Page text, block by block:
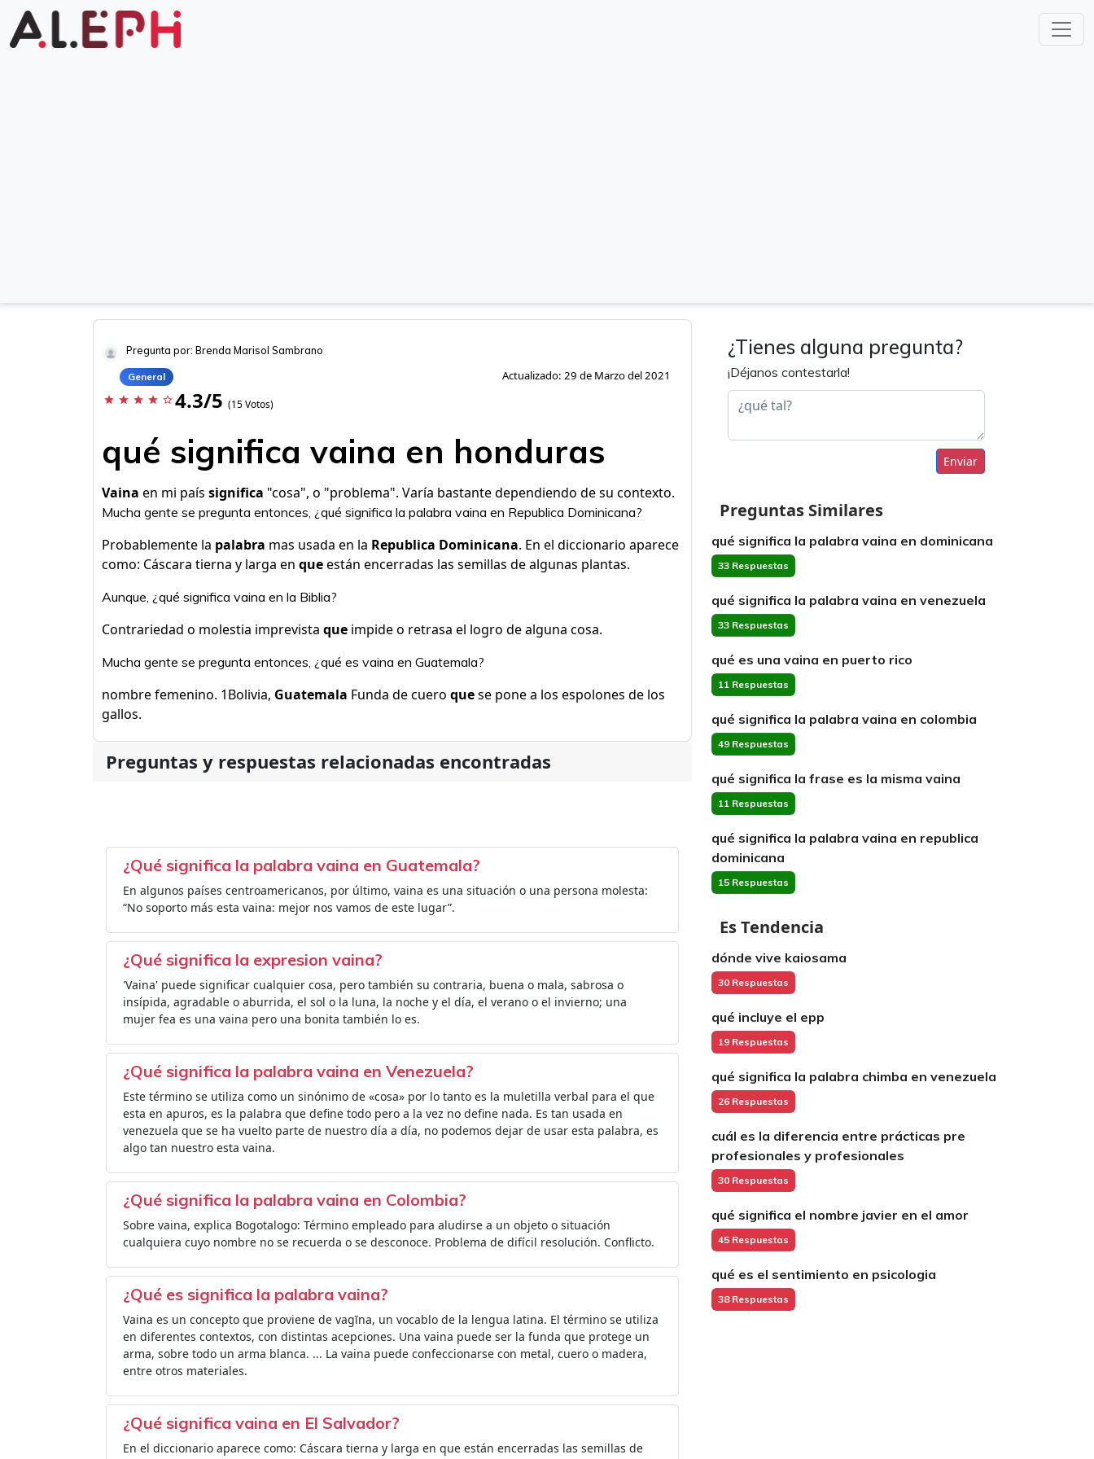
Pregunta por: Brenda Marisol Sambrano
General Actualizado: 29 de Marzo del 2021
star star star star star_border 4.3/5 (15 Votos)
qué significa vaina en honduras
Vaina en mi país significa "cosa", o "problema". Varía bastante dependiendo de su contexto.
Mucha gente se pregunta entonces, ¿qué significa la palabra vaina en Republica Dominicana?
Probablemente la palabra mas usada en la Republica Dominicana. En el diccionario aparece
como: Cáscara tierna y larga en queestán encerradas las semillas de algunas plantas.
Aunque, ¿qué significa vaina en la Biblia?
Contrariedad o molestia imprevista que impide o retrasa el logro de alguna cosa.
Mucha gente se pregunta entonces, ¿qué es vaina en Guatemala?
nombre femenino. 1Bolivia, Guatemala Funda de cuero quese pone a los espolones de los
gallos.
Preguntas y respuestas relacionadas encontradas
¿Qué significa la palabra vaina en Guatemala?
En algunos países centroamericanos, por último, vaina es una situación o una persona molesta:
“No soporto más esta vaina: mejor nos vamos de este lugar”.
¿Qué significa la expresion vaina?
'Vaina' puede significar cualquier cosa, pero también su contraria, buena o mala, sabrosa o
insípida, agradable o aburrida, el sol o la luna, la noche y el día, el verano o el invierno; una
mujer fea es una vaina pero una bonita también lo es.
¿Qué significa la palabra vaina en Venezuela?
Este término se utiliza como un sinónimo de «cosa» por lo tanto es la muletilla verbal para el que
esta en apuros, es la palabra que define todo pero a la vez no define nada. Es tan usada en
venezuela que se ha vuelto parte de nuestro día a día, no podemos dejar de usar esta palabra, es
algo tan nuestro esta vaina.
¿Qué significa la palabra vaina en Colombia?
Sobre vaina, explica Bogotalogo: Término empleado para aludirse a un objeto o situación
cualquiera cuyo nombre no se recuerda o se desconoce. Problema de difícil resolución. Conflicto.
¿Qué es significa la palabra vaina?
Vaina es un concepto que proviene de vagīna, un vocablo de la lengua latina. El término se utiliza
en diferentes contextos, con distintas acepciones. Una vaina puede ser la funda que protege un
arma, sobre todo un arma blanca. ... La vaina puede confeccionarse con metal, cuero o madera,
entre otros materiales.
¿Qué significa vaina en El Salvador?
En el diccionario aparece como: Cáscara tierna y larga en que están encerradas las semillas de
¿Tienes alguna pregunta?
¡Déjanos contestarla!
Enviar
Preguntas Similares
qué significa la palabra vaina en dominicana
33 Respuestas
qué significa la palabra vaina en venezuela
33 Respuestas
qué es una vaina en puerto rico
11 Respuestas
qué significa la palabra vaina en colombia
49 Respuestas
qué significa la frase es la misma vaina
11 Respuestas
qué significa la palabra vaina en republica
dominicana
15 Respuestas
Es Tendencia
dónde vive kaiosama
30 Respuestas
qué incluye el epp
19 Respuestas
qué significa la palabra chimba en venezuela
26 Respuestas
cuál es la diferencia entre prácticas pre
profesionales y profesionales
30 Respuestas
qué significa el nombre javier en el amor
45 Respuestas
qué es el sentimiento en psicologia
38 Respuestas